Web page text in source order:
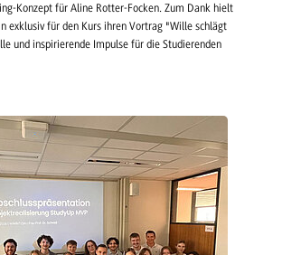
Konzept für Aline Rotter-Focken. Zum Dank hielt
exklusiv für den Kurs ihren Vortrag "Wille schlägt
und inspirierende Impulse für die Studierenden